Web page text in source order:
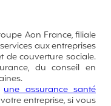
Aon France, filiale
aux entreprises
de couverture sociale.
du conseil en
une assurance santé
entreprise, si vous